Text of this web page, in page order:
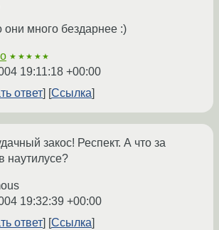
много бездарнее :)
★★★★★
19:11:18 +00:00
ответ
Ссылка
закос! Респект. А что за
наутилусе?
19:32:39 +00:00
ответ
Ссылка